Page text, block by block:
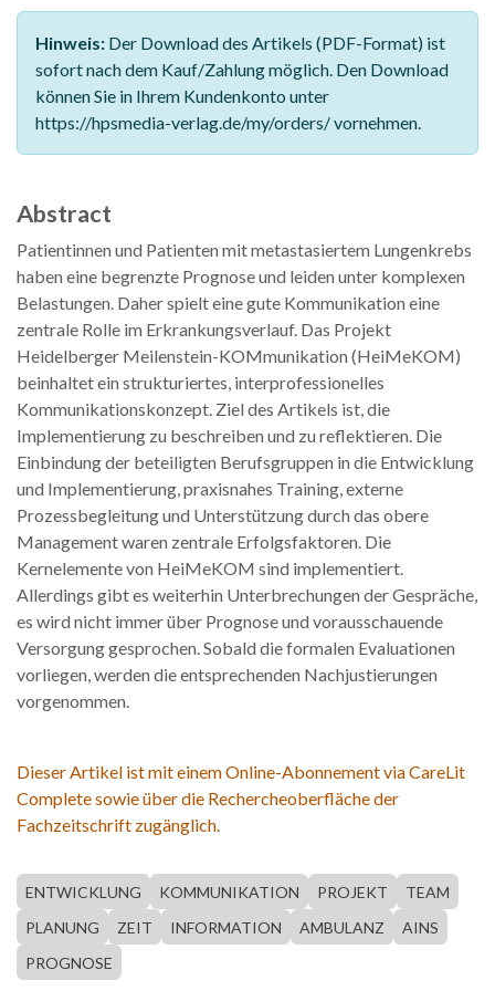
Hinweis: Der Download des Artikels (PDF-Format) ist
sofort nach dem Kauf/Zahlung möglich. Den Download
können Sie in Ihrem Kundenkonto unter
https://hpsmedia-verlag.de/my/orders/ vornehmen.
Abstract
Patientinnen und Patienten mit metastasiertem Lungenkrebs
haben eine begrenzte Prognose und leiden unter komplexen
Belastungen. Daher spielt eine gute Kommunikation eine
zentrale Rolle im Erkrankungsverlauf. Das Projekt
Heidelberger Meilenstein-KOMmunikation (HeiMeKOM)
beinhaltet ein strukturiertes, interprofessionelles
Kommunikationskonzept. Ziel des Artikels ist, die
Implementierung zu beschreiben und zu reflektieren. Die
Einbindung der beteiligten Berufsgruppen in die Entwicklung
und Implementierung, praxisnahes Training, externe
Prozessbegleitung und Unterstützung durch das obere
Management waren zentrale Erfolgsfaktoren. Die
Kernelemente von HeiMeKOM sind implementiert.
Allerdings gibt es weiterhin Unterbrechungen der Gespräche,
es wird nicht immer über Prognose und vorausschauende
Versorgung gesprochen. Sobald die formalen Evaluationen
vorliegen, werden die entsprechenden Nachjustierungen
vorgenommen.
Dieser Artikel ist mit einem Online-Abonnement via CareLit
Complete sowie über die Rechercheoberfläche der
Fachzeitschrift zugänglich.
ENTWICKLUNG KOMMUNIKATION PROJEKT
TEAM
PLANUNG
ZEIT INFORMATION AMBULANZ
AINS
PROGNOSE